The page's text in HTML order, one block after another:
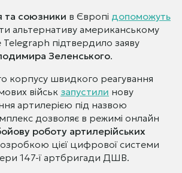
та союзники в Європі допоможуть
альтернативу американському
Telegraph підтвердило заяву
Зеленського.
корпусу швидкого реагування
військ запустили нову
артилерією під назвою
дозволяє в режимі онлайн
роботу артилерійських
цієї цифрової системи
147-ї артбригади ДШВ.